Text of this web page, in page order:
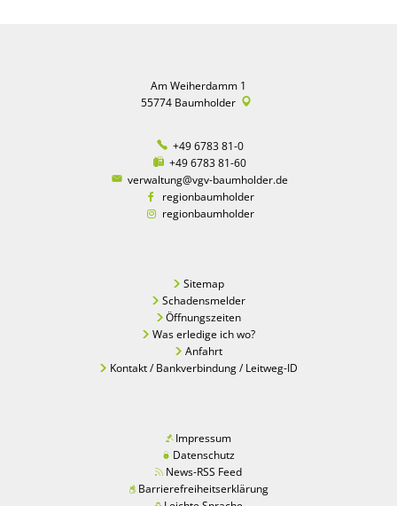
Am Weiherdamm 1
55774 Baumholder
+49 6783 81-0
+49 6783 81-60
verwaltung@vgv-baumholder.de
regionbaumholder
regionbaumholder
Sitemap
Schadensmelder
Öffnungszeiten
Was erledige ich wo?
Anfahrt
Kontakt / Bankverbindung / Leitweg-ID
Impressum
Datenschutz
News-RSS Feed
Barrierefreiheitserklärung